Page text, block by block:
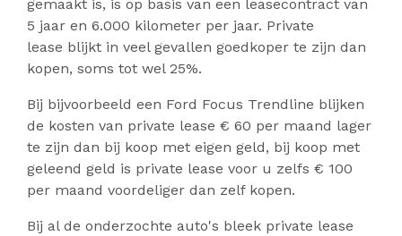
gemaakt is, is op basis van een leasecontract van
5 jaar en 6.000 kilometer per jaar. Private
lease blijkt in veel gevallen goedkoper te zijn dan
kopen, soms tot wel 25%.
Bij bijvoorbeeld een Ford Focus Trendline blijken
de kosten van private lease € 60 per maand lager
te zijn dan bij koop met eigen geld, bij koop met
geleend geld is private lease voor u zelfs € 100
per maand voordeliger dan zelf kopen.
Bij al de onderzochte auto's bleek private lease